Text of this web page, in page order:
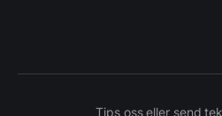
Tips oss eller send